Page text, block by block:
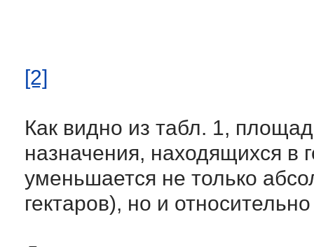
[2]
Как видно из табл. 1,
назначения, находящихся в
уменьшается не только
гектаров), но и